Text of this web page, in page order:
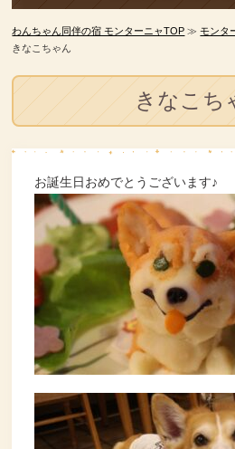
わんちゃん同伴の宿 モンターニャTOP ≫モンタ
きなこちゃん
きなこち
お誕生日おめでとうございます♪